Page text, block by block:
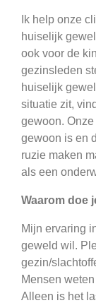
Ik help onze
huiselijk
ook voor de
gezinsleden
huiselijk
situatie zit,
gewoon.
gewoon is en
ruzie maken
als een
Waarom doe
Mijn ervaring
geweld wil.
gezin/
Mensen
Alleen is het